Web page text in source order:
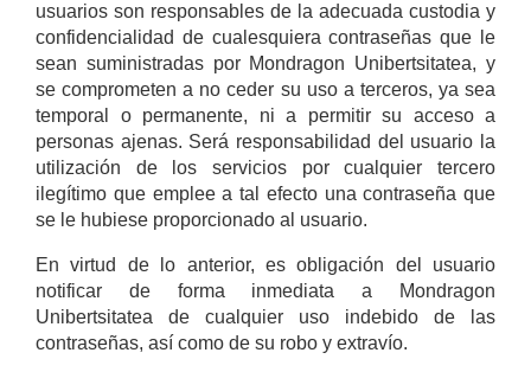
usuarios son responsables de la adecuada custodia y
confidencialidad de cualesquiera contraseñas que le
sean suministradas por Mondragon Unibertsitatea, y
se comprometen a no ceder su uso a terceros, ya sea
temporal o permanente, ni a permitir su acceso a
personas ajenas. Será responsabilidad del usuario la
utilización de los servicios por cualquier tercero
ilegítimo que emplee a tal efecto una contraseña que
se le hubiese proporcionado al usuario.
En virtud de lo anterior, es obligación del usuario
notificar de forma inmediata a Mondragon
Unibertsitatea de cualquier uso indebido de las
contraseñas, así como de su robo y extravío.